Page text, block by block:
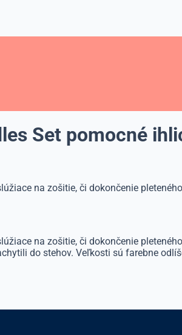
Set pomocné
na zošitie, či dokončenie
na zošitie, či dokončenie
do stehov. Veľkosti sú farebne